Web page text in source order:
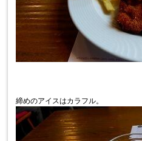
締めのアイスはカラフル。